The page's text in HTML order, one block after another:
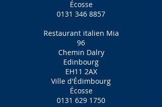
Écosse
0131 346 8857
Restaurant italien Mia
96
Chemin Dalry
Edinbourg
EH11 2AX
Ville d'Édimbourg
Écosse
0131 629 1750